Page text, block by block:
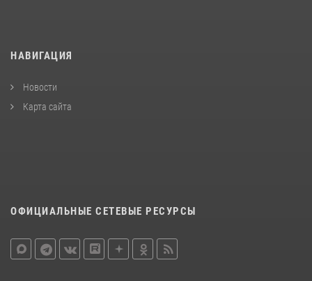
НАВИГАЦИЯ
Новости
Карта сайта
ОФИЦИАЛЬНЫЕ СЕТЕВЫЕ РЕСУРСЫ